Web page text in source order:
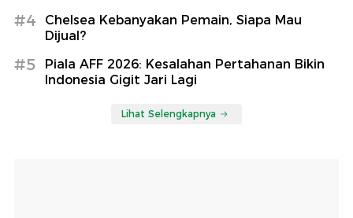
#4
Chelsea Kebanyakan Pemain, Siapa Mau
Dijual?
#5
Piala AFF 2026: Kesalahan Pertahanan Bikin
Indonesia Gigit Jari Lagi
Lihat Selengkapnya